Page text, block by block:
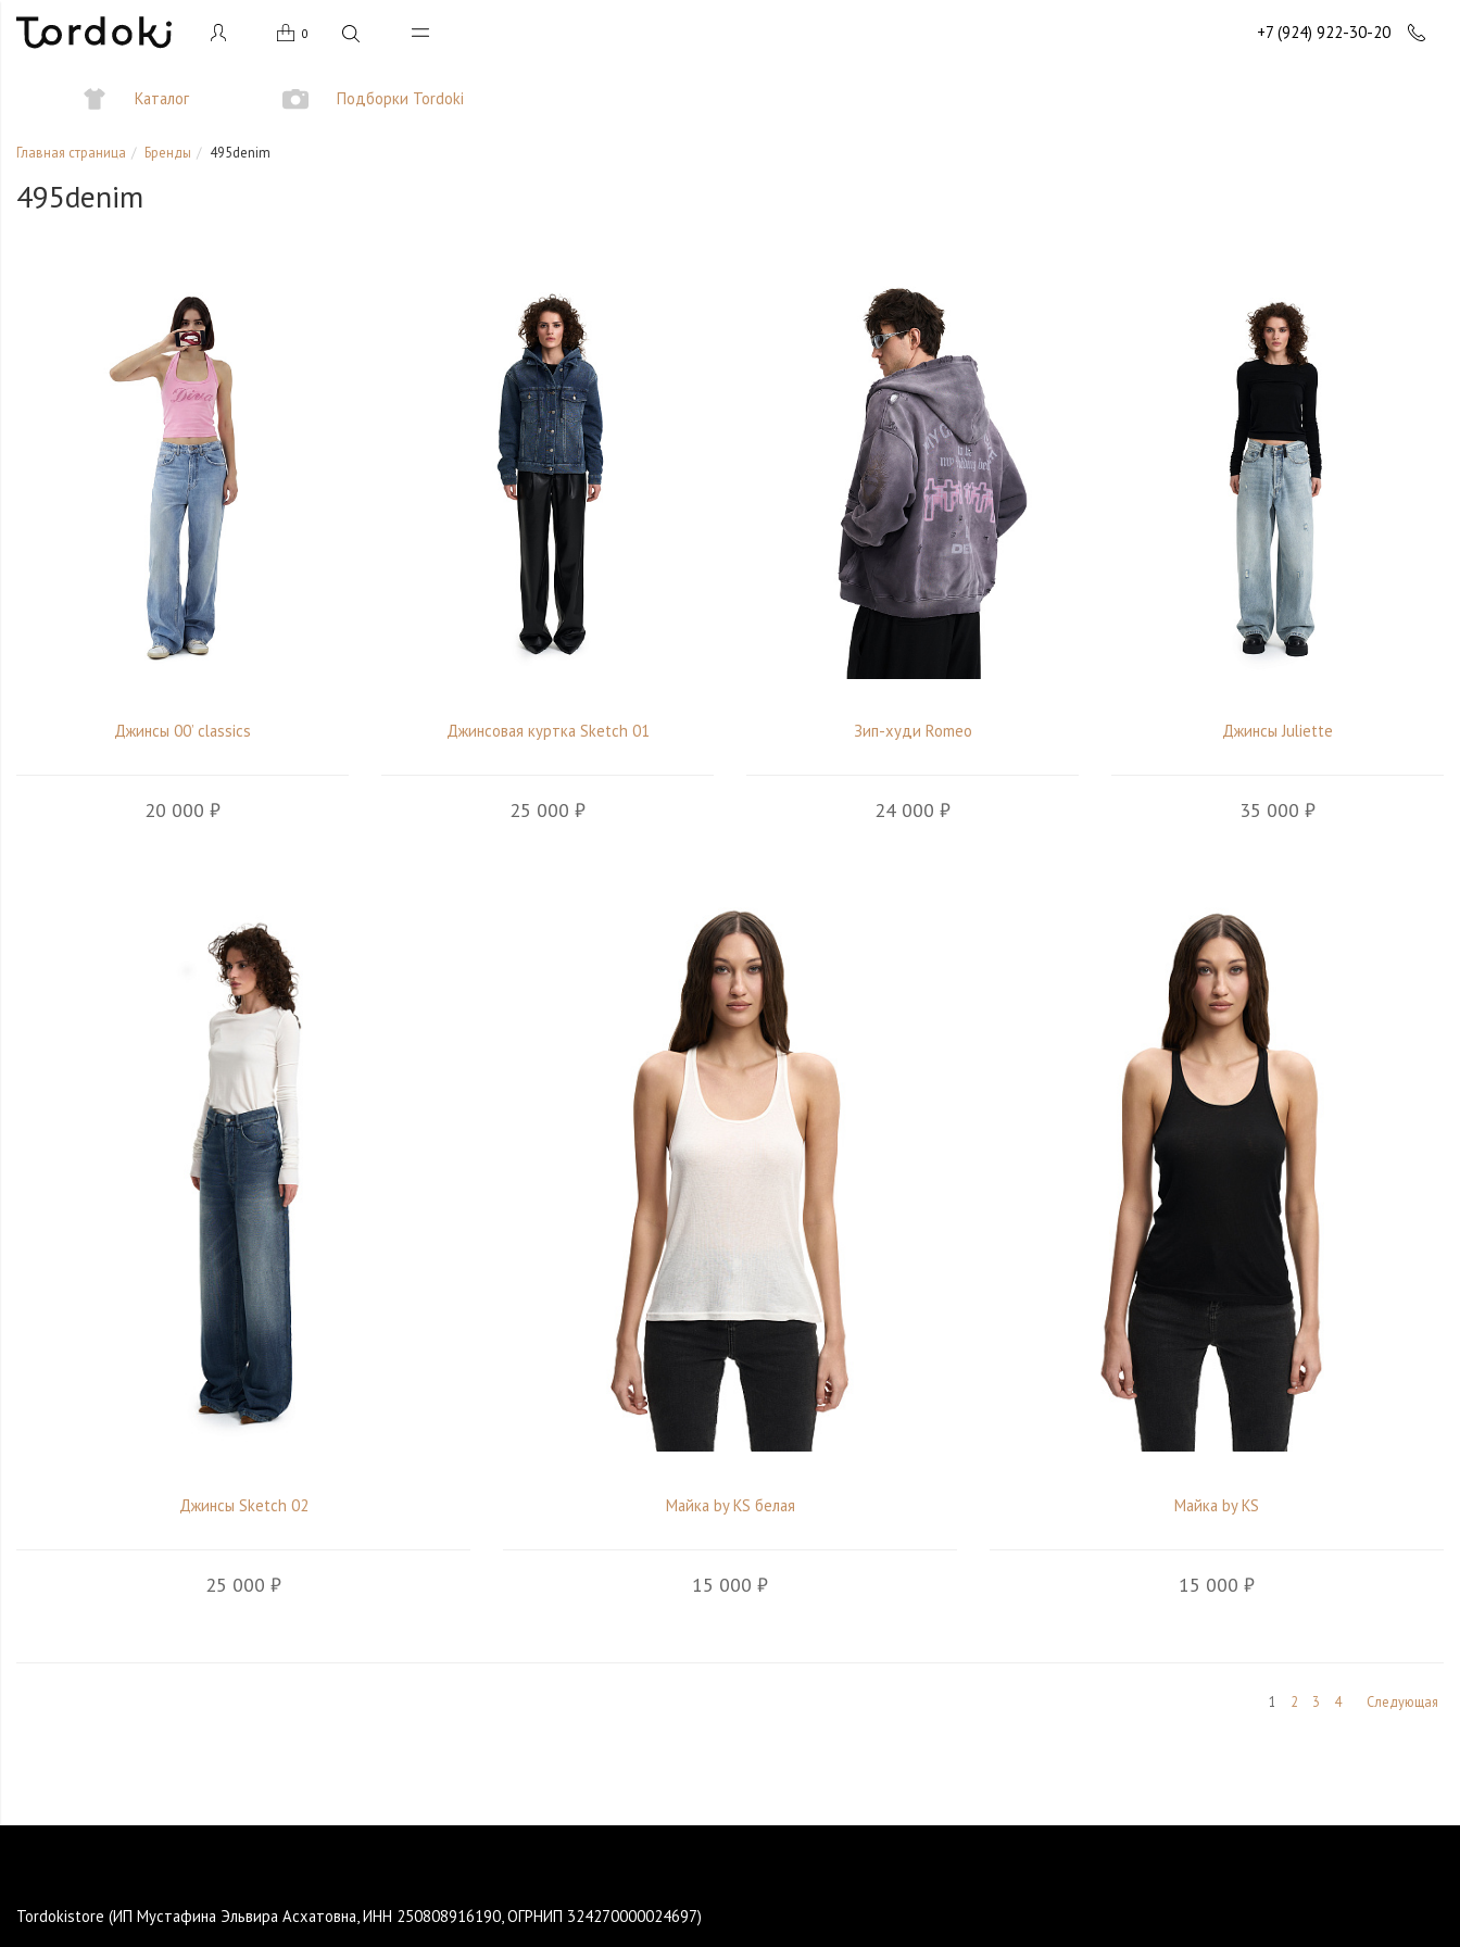
0 +7 (924) 922-30-20
Каталог Подборки Tordoki
Главная страница Бренды 495denim
495denim
Джинсы 00’ classics
20 000 ₽
Джинсовая куртка Sketch 01
25 000 ₽
Зип-худи Romeo
24 000 ₽
Джинсы Juliette
35 000 ₽
Джинсы Sketch 02
25 000 ₽
Майка by KS белая
15 000 ₽
Майка by KS
15 000 ₽
1 2 3 4 Следующая
Tordokistore (ИП Мустафина Эльвира Асхатовна, ИНН 250808916190, ОГРНИП 324270000024697)